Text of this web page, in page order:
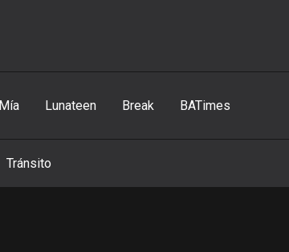
Mía Lunateen Break BATimes
Tránsito